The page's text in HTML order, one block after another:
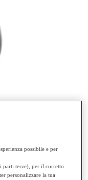
possibile e per
terze), per il corretto
personalizzare la tua